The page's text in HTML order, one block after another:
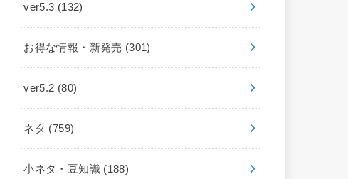
ver5.3 (132)
お得な情報・新発売 (301)
ver5.2 (80)
ネタ (759)
小ネタ・豆知識 (188)